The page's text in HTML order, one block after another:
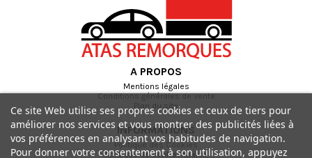
A PROPOS
Mentions légales
Conditions générales de vente
Plan du site
INFORMATIONS
Politique des Cookies
Politique de confidentialité
Ce site Web utilise ses propres cookies et ceux de tiers pour
améliorer nos services et vous montrer des publicités liées à
vos préférences en analysant vos habitudes de navigation.
Pour donner votre consentement à son utilisation, appuyez